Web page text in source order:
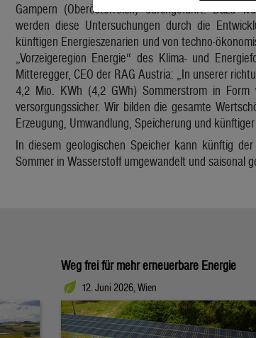
Gampern (Oberösterreich) durchgeführt. Dazu
werden diese Untersuchungen durch die
künftigen Energieszenarien und von techno-
„Vorzeigeregion Energie“ des Klima- und
Mitteregger, CEO der RAG Austria: „In unserer
4,2 Mio. KWh (4,2 GWh) Sommerstrom in
versorgungssicher. Wir bilden die gesamte
Erzeugung, Umwandlung, Speicherung und
In diesem geologischen Speicher kann künftig
Sommer in Wasserstoff umgewandelt und saisonal
Weg frei für mehr erneuerbare Energie
12. Juni 2026, Wien